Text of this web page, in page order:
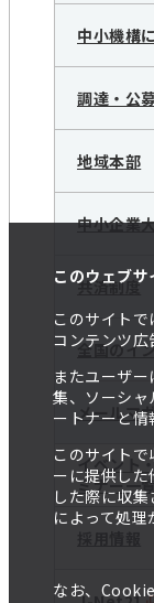
このウェブ
このサイト
コンテンツ広
またユーザ
集、ソーシ
ートナーと情
このサイト
ーに提供し
した際に収
によって処理
なお、
中小機構
調達・公
地域本部
中小企業
共済制度
全国のイ
メールマ
イベント
ミナー一